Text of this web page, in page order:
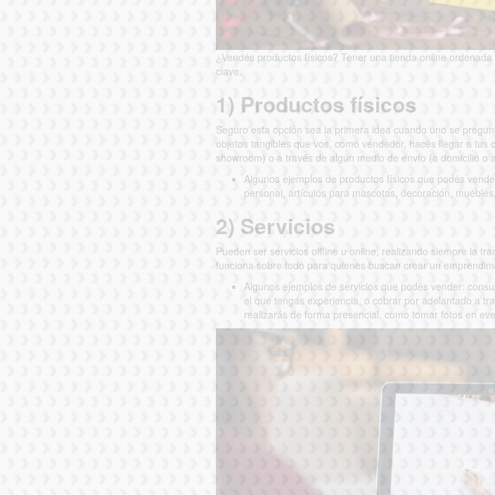
¿Vendés productos físicos? Tener una tienda online
clave.
1) Productos físicos
Seguro esta opción sea la primera idea cuando uno se
objetos tangibles que vos, como vendedor, hacés llegar a
showroom) o a través de algún medio de envío (a domicilio o
Algunos ejemplos de productos físicos que podés
personal, artículos para mascotas, decoración,
2) Servicios
Pueden ser servicios offline u online, realizando siempre la
funciona sobre todo para quienes buscan crear un
Algunos ejemplos de servicios que podés vender:
el que tengas experiencia, o cobrar por adelantado a
realizarás de forma presencial, como tomar fotos en